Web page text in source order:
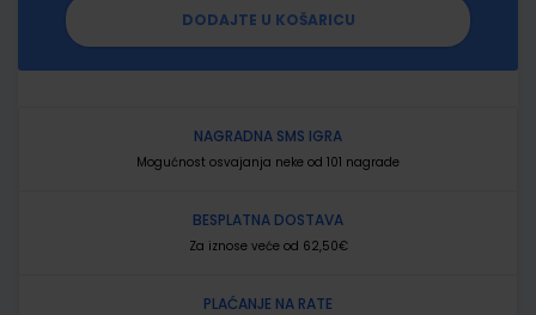
DODAJTE U KOŠARICU
NAGRADNA SMS IGRA
Mogućnost osvajanja neke od 101 nagrade
BESPLATNA DOSTAVA
Za iznose veće od 62,50€
PLAĆANJE NA RATE